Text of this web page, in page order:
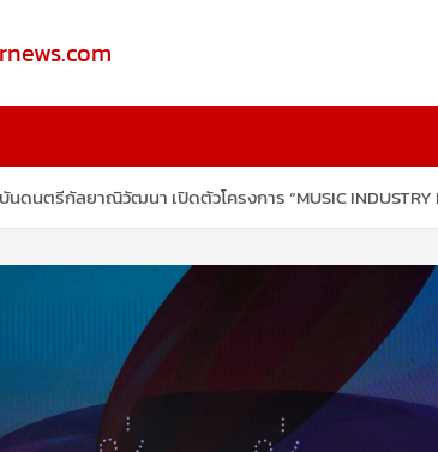
ส์
นดนตรีกัลยาณิวัฒนา เปิดตัวโครงการ “MUSIC